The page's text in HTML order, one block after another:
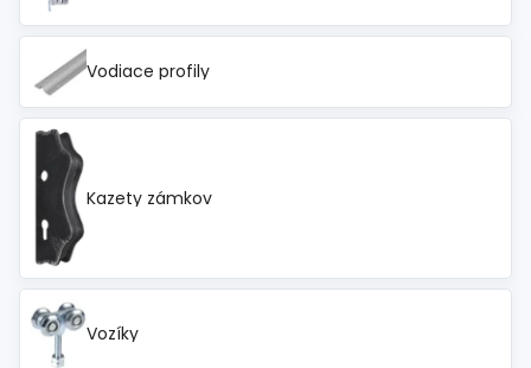
Vodiace profily
Kazety zámkov
Vozíky